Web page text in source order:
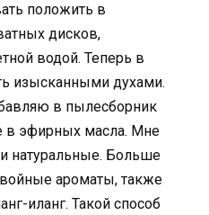
положить в
дисков,
водой. Теперь в
изысканными духами.
в пылесборник
в эфирных масла. Мне
натуральные. Больше
ароматы, также
иланг. Такой способ